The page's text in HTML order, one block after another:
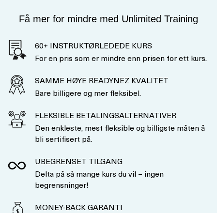
Få mer for mindre med Unlimited Training
60+ INSTRUKTØRLEDEDE KURS
For en pris som er mindre enn prisen for ett kurs.
SAMME HØYE READYNEZ KVALITET
Bare billigere og mer fleksibel.
FLEKSIBLE BETALINGSALTERNATIVER
Den enkleste, mest fleksible og billigste måten å
bli sertifisert på.
UBEGRENSET TILGANG
Delta på så mange kurs du vil – ingen
begrensninger!
MONEY-BACK GARANTI